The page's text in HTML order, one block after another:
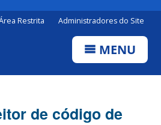
Restrita Administradores do Site
MENU
de código de